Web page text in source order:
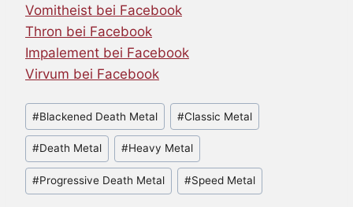
Vomitheist bei Facebook
Thron bei Facebook
Impalement bei Facebook
Virvum bei Facebook
Schlagworte:
#Blackened Death Metal #Classic Metal
#Death Metal #Heavy Metal
#Progressive Death Metal #Speed Metal